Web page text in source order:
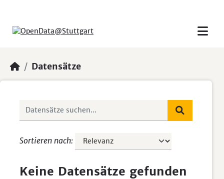
Datensätze
Sortieren nach
Keine Datensätze gefunden